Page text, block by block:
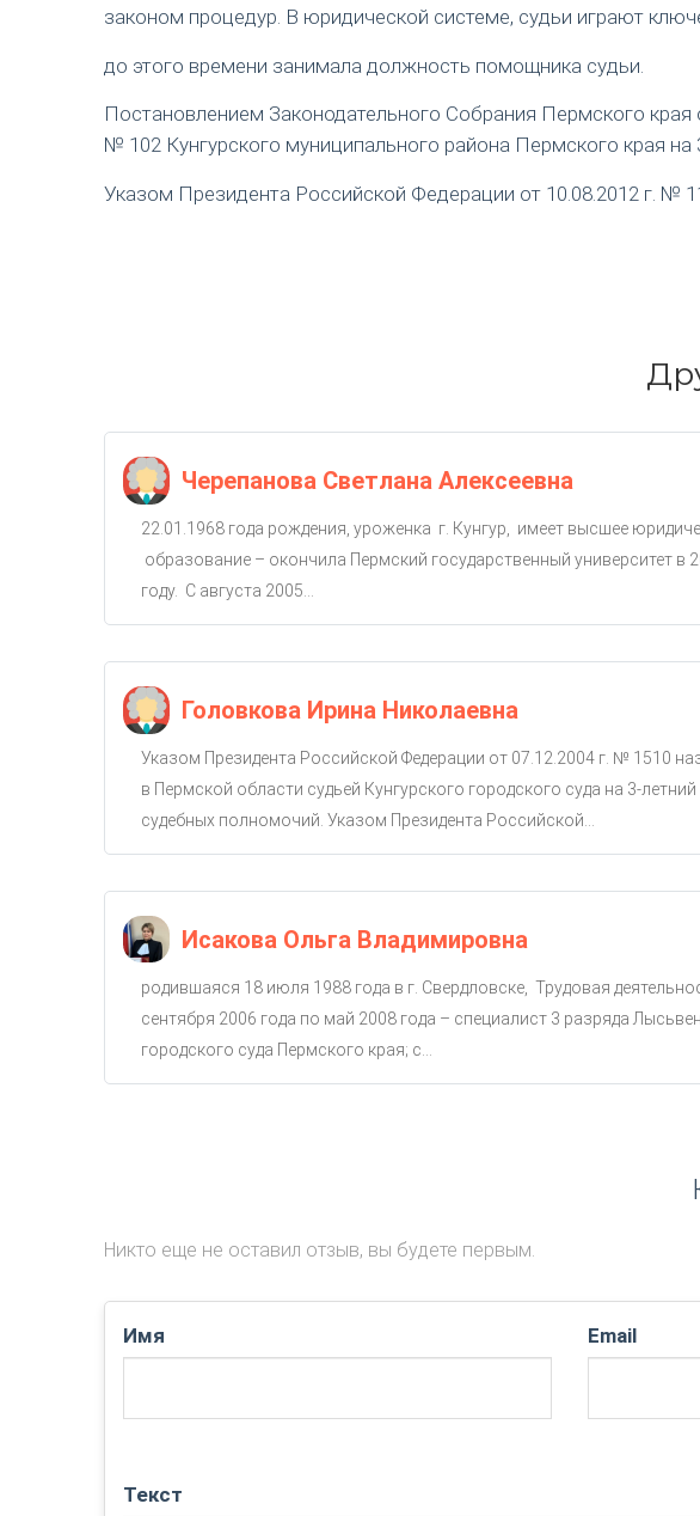
законом процедур. В юридической системе, судьи играют
до этого времени занимала должность помощника судьи.
Постановлением Законодательного Собрания Пермского
№ 102 Кунгурского муниципального района Пермского края
Указом Президента Российской Федерации от 10.08.2012 г. №
Черепанова Светлана Алексеевна
22.01.1968 года рождения, уроженка г. Кунгур, имеет высшее
образование – окончила Пермский государственный университет в
году. С августа 2005...
Головкова Ирина Николаевна
Указом Президента Российской Федерации от 07.12.2004 г. № 1510
в Пермской области судьей Кунгурского городского суда на 3-
судебных полномочий. Указом Президента Российской...
Исакова Ольга Владимировна
родившаяся 18 июля 1988 года в г. Свердловске, Трудовая
сентября 2006 года по май 2008 года – специалист 3 разряда
городского суда Пермского края; с...
Никто еще не оставил отзыв, вы будете первым.
Имя Email
Текст